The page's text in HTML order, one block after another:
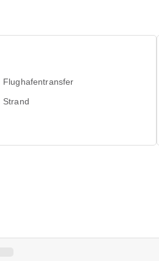
Flughafentransfer
Strand